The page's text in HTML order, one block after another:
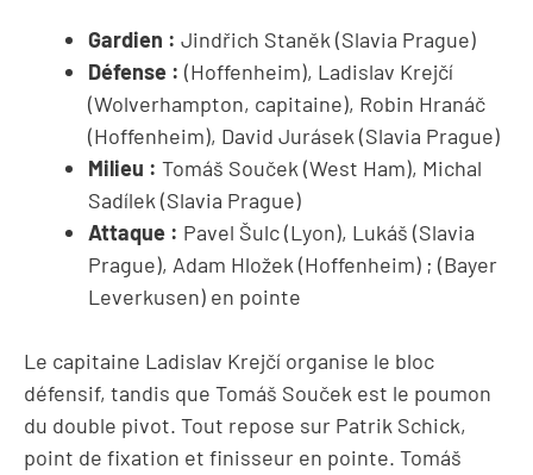
Gardien : Jindřich Staněk (Slavia Prague)
Défense : (Hoffenheim), Ladislav Krejčí
(Wolverhampton, capitaine), Robin Hranáč
(Hoffenheim), David Jurásek (Slavia Prague)
Milieu : Tomáš Souček (West Ham), Michal
Sadílek (Slavia Prague)
Attaque : Pavel Šulc (Lyon), Lukáš (Slavia
Prague), Adam Hložek (Hoffenheim) ; (Bayer
Leverkusen) en pointe
Le capitaine Ladislav Krejčí organise le bloc
défensif, tandis que Tomáš Souček est le poumon
du double pivot. Tout repose sur Patrik Schick,
point de fixation et finisseur en pointe. Tomáš